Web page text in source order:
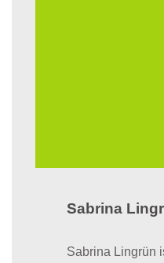
Sabrina
Sabrina Lingrün